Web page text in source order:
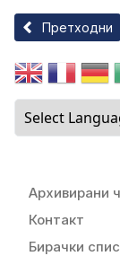
Претходни
Претходни
Архивирани
Контакт
Бирачки